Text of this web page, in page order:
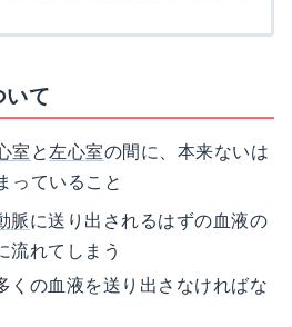
いて
室 と 左心室の間に、本来ないは
っていること
脈に送り出されるはずの血液の
流れてしまう
くの血液を送り出さなければな